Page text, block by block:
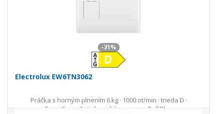
-31%
Electrolux EW6TN3062
Práčka s horným plnením 6 kg · 1000 ot/min · trieda D ·
SensiCare · Antialergický program · SoftPlus